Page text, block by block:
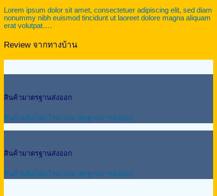
Lorem ipsum dolor sit amet, consectetuer adipiscing elit, sed diam
nonummy nibh euismod tincidunt ut laoreet dolore magna aliquam
erat volutpat….
Review จากทางบ้าน
สินค้ามาตรฐานส่งออก
สินค้าผลิตโดยโรงงานมาตรฐานการส่งออก
สินค้ามาตรฐานส่งออก
สินค้าผลิตโดยโรงงานมาตรฐานการส่งออก